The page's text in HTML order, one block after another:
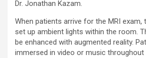
Dr. Jonathan Kazam.
When patients arrive for the MRI exam,
set up ambient lights within the room.
be enhanced with augmented reality.
immersed in video or music